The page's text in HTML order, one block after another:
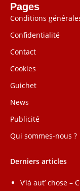
Pages
Conditions
Confidentialité
Contact
Cookies
Guichet
News
Publicité
Qui sommes-nous ?
Derniers articles
V’là aut’ chose –